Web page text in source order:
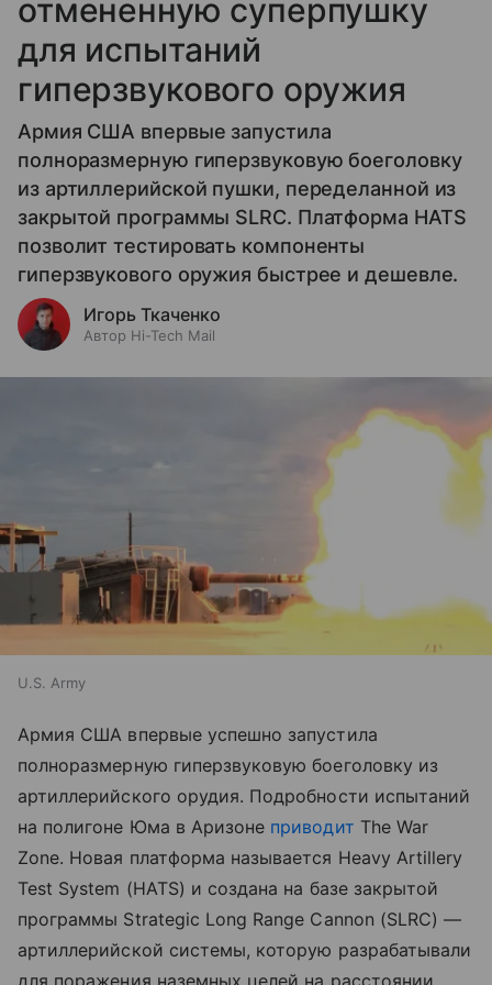
отмененную суперпушку
для испытаний
гиперзвукового оружия
Армия США впервые запустила
полноразмерную гиперзвуковую боеголовку
из артиллерийской пушки, переделанной из
закрытой программы SLRC. Платформа HATS
позволит тестировать компоненты
гиперзвукового оружия быстрее и дешевле.
Игорь Ткаченко
Автор Hi-Tech Mail
U.S. Army
Армия США впервые успешно запустила
полноразмерную гиперзвуковую боеголовку из
артиллерийского орудия. Подробности испытаний
на полигоне Юма в Аризоне приводит The War
Zone. Новая платформа называется Heavy Artillery
Test System (HATS) и создана на базе закрытой
программы Strategic Long Range Cannon (SLRC) —
артиллерийской системы, которую разрабатывали
для поражения наземных целей на расстоянии